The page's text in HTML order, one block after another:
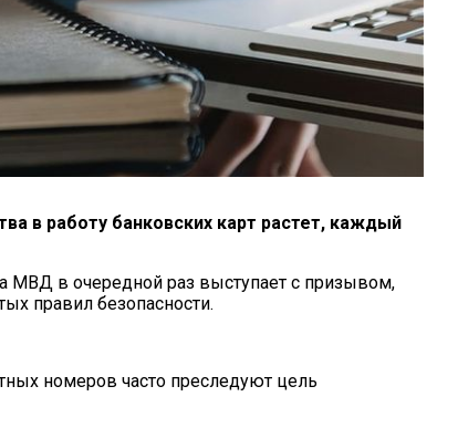
в работу банковских карт растет, каждый
МВД в очередной раз выступает с призывом,
правил безопасности.
номеров часто преследуют цель